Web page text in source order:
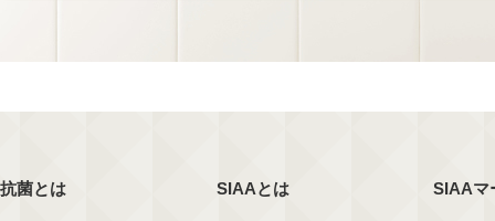
抗菌とは SIAAとは SIAAマ